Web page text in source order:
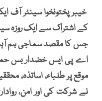
خیبر پختونخوا سینٹر آف
کے اشتراک سے ایک روزہ
جس کا مقصد سماجی ہم
اے پی ایس خضدار بس
موقع پر طلباء، اساتذہ،
نے شرکت کی اور امن،